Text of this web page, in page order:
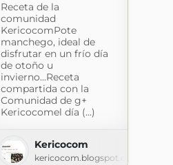
Receta de la
comunidad
KericocomPote
manchego, ideal de
disfrutar en un frío día
de otoño u
invierno...Receta
compartida con la
Comunidad de g+
Kericocomel día (...)
Kericocom
kericocom.blogspot.com